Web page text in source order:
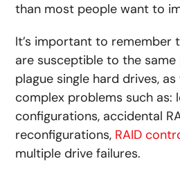
than most people want to
It’s important to remember
are susceptible to the
plague single hard drives,
complex problems such as:
configurations, accidental
reconfigurations, RAID
multiple drive failures.